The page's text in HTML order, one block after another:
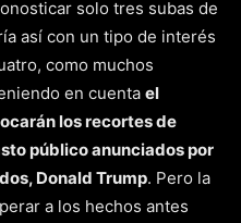
solo tres subas de
así con un tipo de interés
como muchos
en cuenta el
los recortes de
público anunciados por
Donald Trump. Pero la
a los hechos antes